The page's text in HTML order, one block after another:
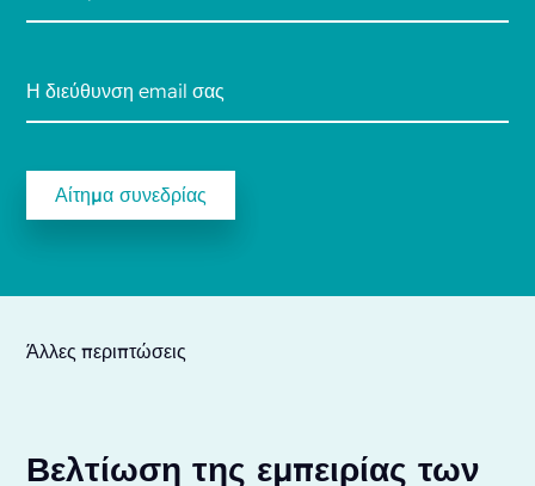
Άλλες περιπτώσεις
Βελτίωση της εμπειρίας των